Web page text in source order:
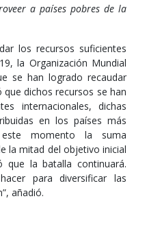
a países pobres de la
los recursos suficientes
la Organización Mundial
se han logrado recaudar
dichos recursos se han
internacionales, dichas
en los países más
momento la suma
la mitad del objetivo inicial
la batalla continuará.
para diversificar las
añadió.